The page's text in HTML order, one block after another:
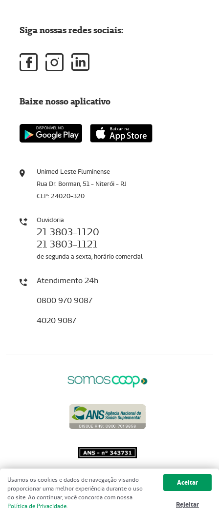
Unimed Leste Fluminense
Rua Dr. Borman, 51 - Niterói - RJ
CEP: 24020-320
Ouvidoria
21 3803-1120
21 3803-1121
de segunda a sexta, horário comercial
Atendimento 24h
0800 970 9087
4020 9087
Siga nossas redes sociais:
Baixe nosso aplicativo
Copyright 2001 - 2026 Unimed do
Brasil - Todos os direitos reservados
Usamos os cookies e dados de navegação visando
proporcionar uma melhor experiência durante o uso
do site. Ao continuar, você concorda com nossa
Política de Privacidade.
Aceitar
Rejeitar